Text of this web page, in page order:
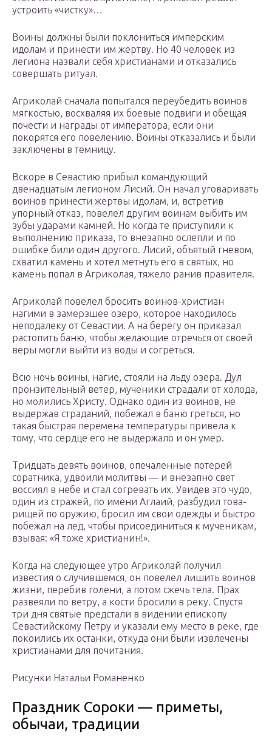
устроить «чистку»…
Воины должны были поклониться имперским
идолам и принести им жертву. Но 40 человек из
легиона назвали себя христианами и отказались
совершать ритуал.
Агриколай сначала попытался переубедить воинов
мягкостью, восхваляя их боевые подвиги и обещая
почести и на­грады от императора, если они
покорятся его повелению. Воины отказались и были
заключены в темницу.
Вскоре в Севастию прибыл командующий
двенадцатым легионом Лисий. Он начал уговаривать
воинов принести жертвы идолам, и, встретив
упорный отказ, повелел другим воинам выбить им
зубы ударами камней. Но когда те приступили к
выполнению приказа, то внезапно ослепли и по
ошибке били один другого. Лисий, объятый гневом,
схватил камень и хотел метнуть его в святых, но
камень попал в Агриколая, тяжело ранив правителя.
Агриколай повелел бросить воинов-христиан
нагими в замерзшее озе­ро, которое находилось
неподалеку от Севастии. А на берегу он приказал
растопить баню, чтобы желающие отречься от своей
веры могли выйти из воды и согреться.
Всю ночь воины, нагие, стояли на льду озера. Дул
пронзительный ветер, мученики страдали от холода,
но молились Христу. Однако один из воинов, не
выдержав страданий, побежал в баню греться, но
такая быстрая перемена температуры привела к
тому, что сердце его не выдержало и он умер.
Тридцать девять воинов, опечаленные потерей
сорат­ника, удвоили молитвы — и внезапно свет
воссиял в небе и стал согревать их. Увидев это чудо,
один из стражей, по имени Аглаий, разбудил това­
рищей по оружию, бросил им свои одежды и быстро
побежал на лед, чтобы присоединиться к мученикам,
взывая: «Я то­же христианин!».
Когда на следующее утро Агриколай получил
известия о случившемся, он повелел лишить воинов
жизни, перебив голени, а потом сжечь тела. Прах
развеяли по ветру, а кости бросили в реку. Спустя
три дня святые предста­ли в видении епископу
Севастийскому Петру и указали ему место в реке, где
покоились их останки, откуда они были извлечены
христианами для почитания.
Рисунки Натальи Романенко
Праздник Сороки — приметы,
обычаи, традиции